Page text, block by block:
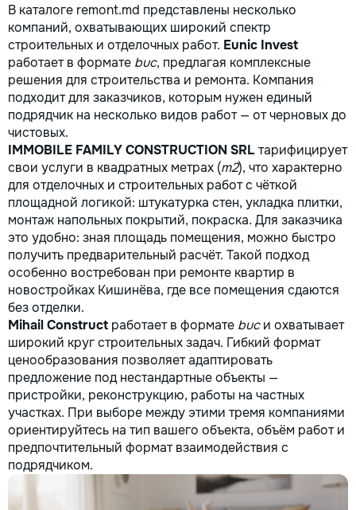
В каталоге remont.md представлены несколько
компаний, охватывающих широкий спектр
строительных и отделочных работ. Eunic Invest
работает в формате buc, предлагая комплексные
решения для строительства и ремонта. Компания
подходит для заказчиков, которым нужен единый
подрядчик на несколько видов работ — от черновых до
чистовых.
IMMOBILE FAMILY CONSTRUCTION SRL тарифицирует
свои услуги в квадратных метрах (m2), что характерно
для отделочных и строительных работ с чёткой
площадной логикой: штукатурка стен, укладка плитки,
монтаж напольных покрытий, покраска. Для заказчика
это удобно: зная площадь помещения, можно быстро
получить предварительный расчёт. Такой подход
особенно востребован при ремонте квартир в
новостройках Кишинёва, где все помещения сдаются
без отделки.
Mihail Construct работает в формате bucи охватывает
широкий круг строительных задач. Гибкий формат
ценообразования позволяет адаптировать
предложение под нестандартные объекты —
пристройки, реконструкцию, работы на частных
участках. При выборе между этими тремя компаниями
ориентируйтесь на тип вашего объекта, объём работ и
предпочтительный формат взаимодействия с
подрядчиком.